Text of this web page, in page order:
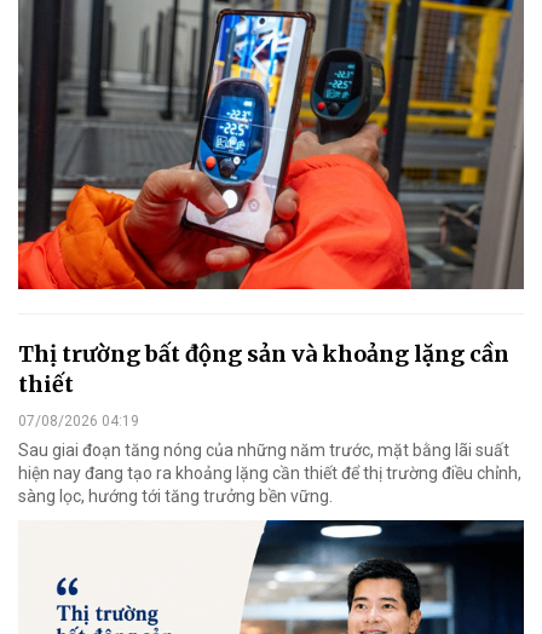
Thị trường bất động sản và khoảng lặng cần
thiết
07/08/2026 04:19
Sau giai đoạn tăng nóng của những năm trước, mặt bằng lãi suất
hiện nay đang tạo ra khoảng lặng cần thiết để thị trường điều chỉnh,
sàng lọc, hướng tới tăng trưởng bền vững.